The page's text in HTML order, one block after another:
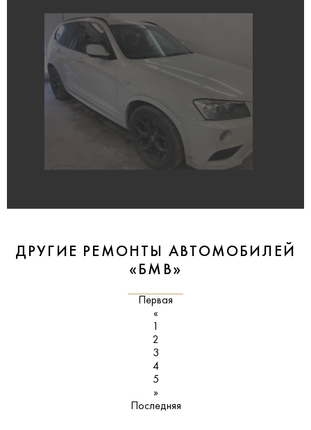
ДРУГИЕ РЕМОНТЫ АВТОМОБИЛЕЙ
«БМВ»
Первая
«
2
3
4
5
»
Последняя